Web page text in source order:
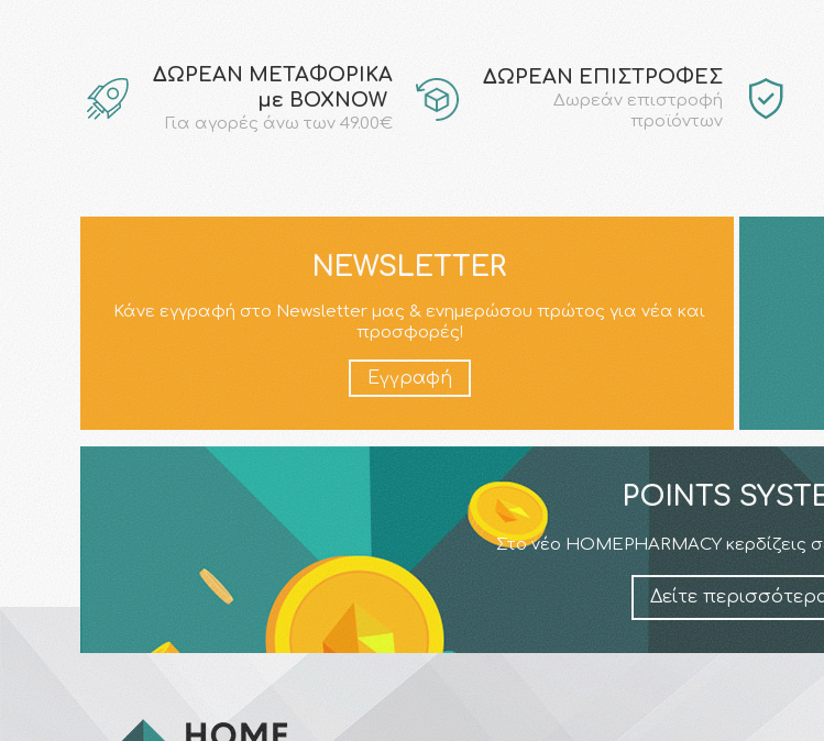
ΔΩΡΕΑΝ ΜΕΤΑΦΟΡΙΚΑ
με ΒΟΧΝΟW
Για αγορές άνω των 49.00€
ΔΩΡΕΑΝ ΕΠΙΣΤΡΟΦΕΣ
Δωρεάν επιστροφή
προϊόντων
NEWSLETTER
Κάνε εγγραφή στο Newsletter μας & ενημερώσου πρώτος για νέα και
προσφορές!
Εγγραφή
POINTS
Στο νέο HOMEPHARMACY
Δείτε